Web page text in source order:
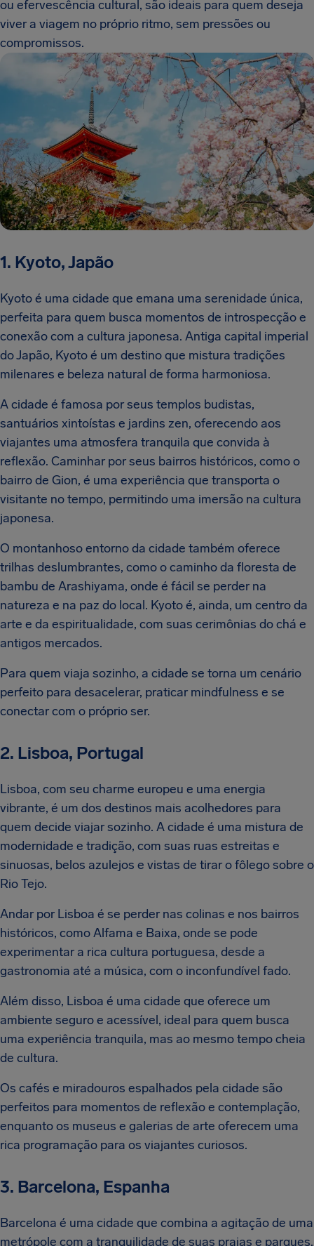
ou efervescência cultural, são ideais para quem deseja
viver a viagem no próprio ritmo, sem pressões ou
compromissos.
1. Kyoto, Japão
Kyoto é uma cidade que emana uma serenidade única,
perfeita para quem busca momentos de introspecção e
conexão com a cultura japonesa. Antiga capital imperial
do Japão, Kyoto é um destino que mistura tradições
milenares e beleza natural de forma harmoniosa.
A cidade é famosa por seus templos budistas,
santuários xintoístas e jardins zen, oferecendo aos
viajantes uma atmosfera tranquila que convida à
reflexão. Caminhar por seus bairros históricos, como o
bairro de Gion, é uma experiência que transporta o
visitante no tempo, permitindo uma imersão na cultura
japonesa.
O montanhoso entorno da cidade também oferece
trilhas deslumbrantes, como o caminho da floresta de
bambu de Arashiyama, onde é fácil se perder na
natureza e na paz do local. Kyoto é, ainda, um centro da
arte e da espiritualidade, com suas cerimônias do chá e
antigos mercados.
Para quem viaja sozinho, a cidade se torna um cenário
perfeito para desacelerar, praticar mindfulness e se
conectar com o próprio ser.
2. Lisboa, Portugal
Lisboa, com seu charme europeu e uma energia
vibrante, é um dos destinos mais acolhedores para
quem decide viajar sozinho. A cidade é uma mistura de
modernidade e tradição, com suas ruas estreitas e
sinuosas, belos azulejos e vistas de tirar o fôlego sobre o
Rio Tejo.
Andar por Lisboa é se perder nas colinas e nos bairros
históricos, como Alfama e Baixa, onde se pode
experimentar a rica cultura portuguesa, desde a
gastronomia até a música, com o inconfundível fado.
Além disso, Lisboa é uma cidade que oferece um
ambiente seguro e acessível, ideal para quem busca
uma experiência tranquila, mas ao mesmo tempo cheia
de cultura.
Os cafés e miradouros espalhados pela cidade são
perfeitos para momentos de reflexão e contemplação,
enquanto os museus e galerias de arte oferecem uma
rica programação para os viajantes curiosos.
3. Barcelona, Espanha
Barcelona é uma cidade que combina a agitação de uma
metrópole com a tranquilidade de suas praias e parques.